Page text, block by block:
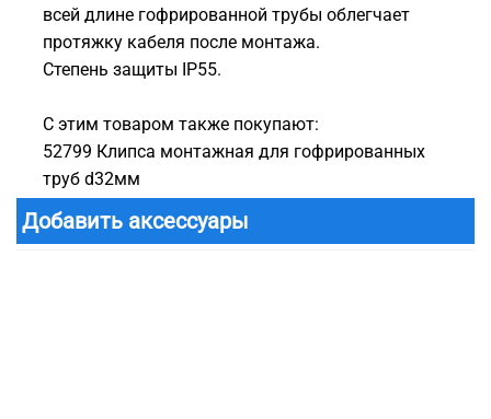
всей длине гофрированной трубы облегчает
протяжку кабеля после монтажа.
Степень защиты IP55.
С этим товаром также покупают:
52799 Клипса монтажная для гофрированных
труб d32мм
Добавить аксессуары